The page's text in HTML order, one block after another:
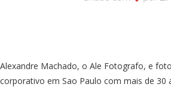
Alexandre Machado, o Ale Fotografo, e
corporativo em Sao Paulo com mais de 30